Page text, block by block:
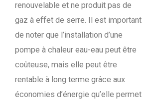
renouvelable et ne produit pas de
gaz à effet de serre. Il est important
de noter que l’installation d’une
pompe à chaleur eau-eau peut être
coûteuse, mais elle peut être
rentable à long terme grâce aux
économies d’énergie qu’elle permet